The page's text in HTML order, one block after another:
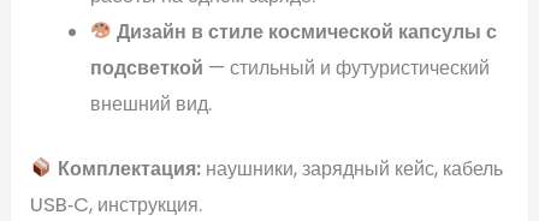
Дизайн в стиле космической капсулы с
подсветкой — стильный и футуристический
внешний вид.
Комплектация:наушники, зарядный кейс, кабель
USB‑C, инструкция.